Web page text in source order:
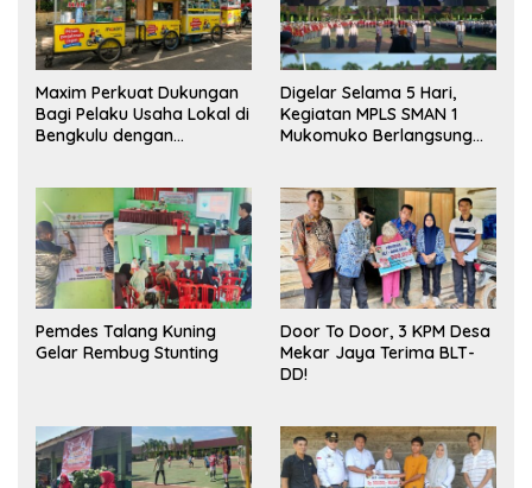
Maxim Perkuat Dukungan
Bagi Pelaku Usaha Lokal di
Bengkulu dengan
Pasar
Digelar Selama 5 Hari,
Kegiatan MPLS SMAN 1
Mukomuko Berlangsung
Pemdes Talang Kuning
Gelar Rembug Stunting
Door To Door, 3 KPM Desa
Mekar Jaya Terima BLT-
DD!